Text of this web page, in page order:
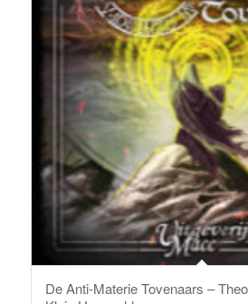
De Anti-Materie Tovenaars –